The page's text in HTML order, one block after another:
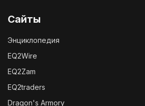
Сайты
Энциклопедия
EQ2Wire
EQ2Zam
EQ2traders
Dragon's Armory